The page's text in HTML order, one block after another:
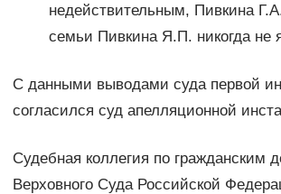
недействительным, Пивкина
семьи Пивкина Я.П. никогда не
С данными выводами суда первой
согласился суд апелляционной
Судебная коллегия по гражданским
Верховного Суда Российской